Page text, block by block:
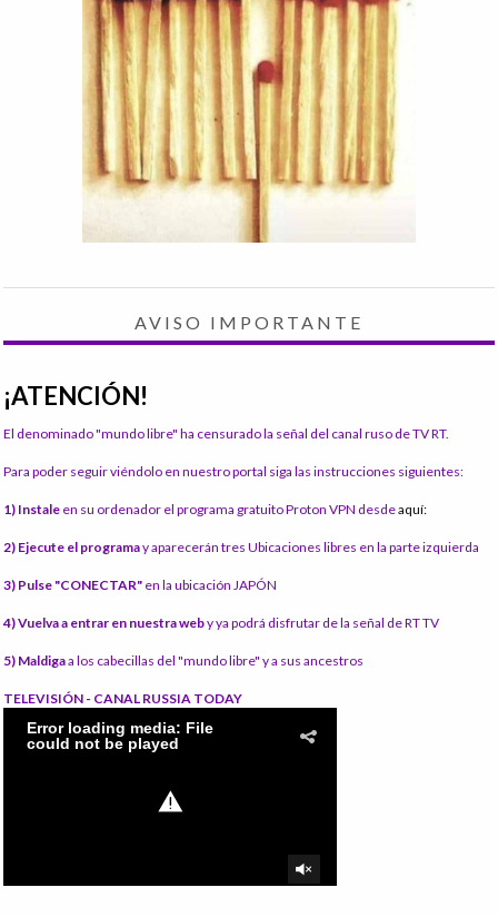
AVISO IMPORTANTE
¡ATENCIÓN!
El denominado "mundo libre" ha censurado la señal del canal ruso de TV RT.
Para poder seguir viéndolo en nuestro portal siga las instrucciones siguientes:
1) Instale en su ordenador el programa gratuito Proton VPN desdeaquí:
2) Ejecute el programay aparecerán tres Ubicaciones libres en la parte izquierda
3) Pulse "CONECTAR" en la ubicación JAPÓN
4) Vuelva a entrar en nuestra weby ya podrá disfrutar de la señal de RT TV
5) Maldigaa los cabecillas del "mundo libre" y a sus ancestros
TELEVISIÓN - CANAL RUSSIA TODAY